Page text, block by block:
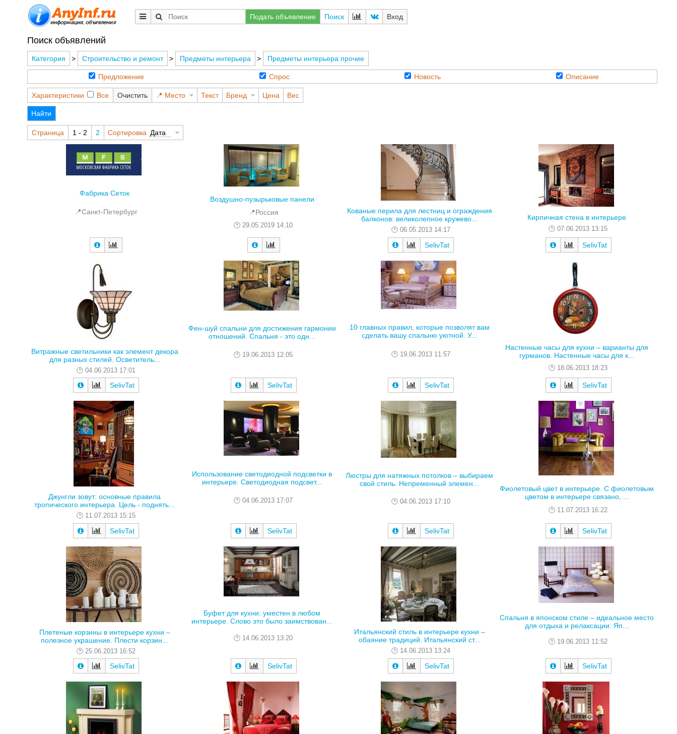
Подать объявление Поиск Вход
Поиск объявлений
Категория > Строительство и ремонт > Предметы интерьера > Предметы интерьера прочие
Предложение Спрос Новость Описание
Характеристики Все Очистить Место Текст Бренд Цена Вес
Найти
Страница 1 - 2 2 Сортировка Дата
Фабрика Сеток
📍Санкт-Петербург
Воздушно-пузырьковые панели
📍Россия
29.05.2019 14:10
Кованые перила для лестниц и ограждения
балконов: великолепное кружево...
06.05.2013 14:17
SelivTat
Кирпичная стена в интерьере
07.06.2013 13:15
SelivTat
Витражные светильники как элемент декора
для разных стилей. Осветитель...
04.06.2013 17:01
SelivTat
Фен-шуй спальни для достижения гармонии
отношений. Спальня - это одн...
19.06.2013 12:05
SelivTat
10 главных правил, которые позволят вам
сделать вашу спальню уютной. У...
19.06.2013 11:57
SelivTat
Настенные часы для кухни – варианты для
гурманов. Настенные часы для к...
18.06.2013 18:23
SelivTat
Джунгли зовут: основные правила
тропического интерьера. Цель - поднять...
11.07.2013 15:15
SelivTat
Использование светодиодной подсветки в
интерьере. Светодиодная подсвет...
04.06.2013 17:07
SelivTat
Люстры для натяжных потолков – выбираем
свой стиль. Непременный элемен...
04.06.2013 17:10
SelivTat
Фиолетовый цвет в интерьере. С фиолетовым
цветом в интерьере связано, ...
11.07.2013 16:22
SelivTat
Плетеные корзины в интерьере кухни –
полезное украшение. Плести корзин...
25.06.2013 16:52
SelivTat
Буфет для кухни: уместен в любом
интерьере. Слово это было заимствован...
14.06.2013 13:20
SelivTat
Итальянский стиль в интерьере кухни –
обаяние традиций. Итальянский ст...
14.06.2013 13:24
SelivTat
Спальня в японском стиле – идеальное место
для отдыха и релаксации. Яп...
19.06.2013 11:52
SelivTat